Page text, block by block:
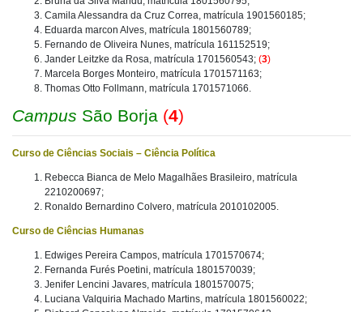
Camila Alessandra da Cruz Correa, matrícula 1901560185;
Eduarda marcon Alves, matrícula 1801560789;
Fernando de Oliveira Nunes, matrícula 161152519;
Jander Leitzke da Rosa, matrícula 1701560543; (3)
Marcela Borges Monteiro, matrícula 1701571163;
Thomas Otto Follmann, matrícula 1701571066.
Campus São Borja (4)
Curso de Ciências Sociais – Ciência Política
Rebecca Bianca de Melo Magalhães Brasileiro, matrícula
2210200697;
Ronaldo Bernardino Colvero, matrícula 2010102005.
Curso de Ciências Humanas
Edwiges Pereira Campos, matrícula 1701570674;
Fernanda Furés Poetini, matrícula 1801570039;
Jenifer Lencini Javares, matrícula 1801570075;
Luciana Valquiria Machado Martins, matrícula 1801560022;